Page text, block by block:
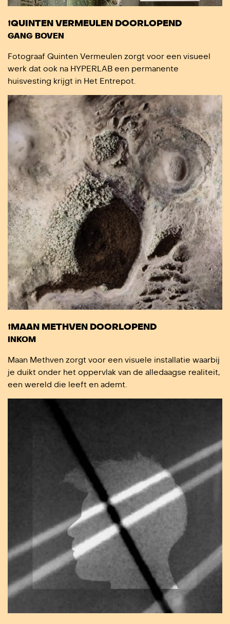
⭡QUINTEN VERMEULEN DOORLOPEND
GANG BOVEN
Fotograaf Quinten Vermeulen zorgt voor een visueel
werk dat ook na HYPERLAB een permanente
huisvesting krijgt in Het Entrepot.
⭡MAAN METHVEN DOORLOPEND
INKOM
Maan Methven zorgt voor een visuele installatie waarbij
je duikt onder het oppervlak van de alledaagse realiteit,
een wereld die leeft en ademt.